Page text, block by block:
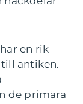
en rik
antiken.
de primära